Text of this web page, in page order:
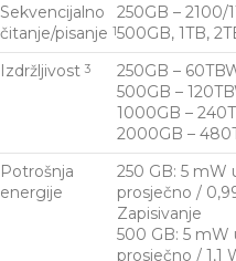
Sekvencijalno
čitanje/pisanje 1
250GB – 2100/
500GB, 1TB,
Izdržljivost 3
250GB –
500GB –
1000GB –
2000GB –
Potrošnja
energije
250 GB: 5 mW
prosječno /
Zapisivanje
500 GB: 5 mW
prosječno / 1,1